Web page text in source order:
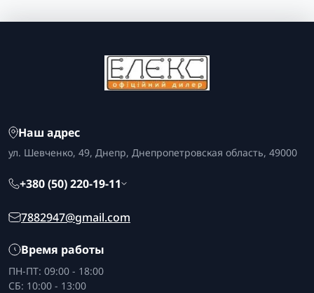
Наш адрес
ул. Шевченко, 49, Днепр, Днепропетровская область, 49000
+380 (50) 220-19-11
7882947@gmail.com
Время работы
ПН-ПТ: 09:00 - 18:00
СБ: 10:00 - 13:00